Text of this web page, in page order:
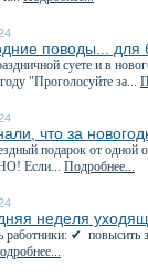
поводы... для
суете и в
"Проголосуйте за...
что за
подарок от одной
Если... Подробнее...
неделя
работники: ✔ повысить